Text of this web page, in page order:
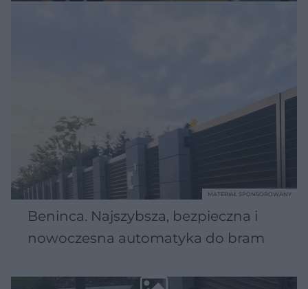
Beninca. Najszybsza, bezpieczna i
nowoczesna automatyka do bram
MATERIAŁ SPONSOROWANY